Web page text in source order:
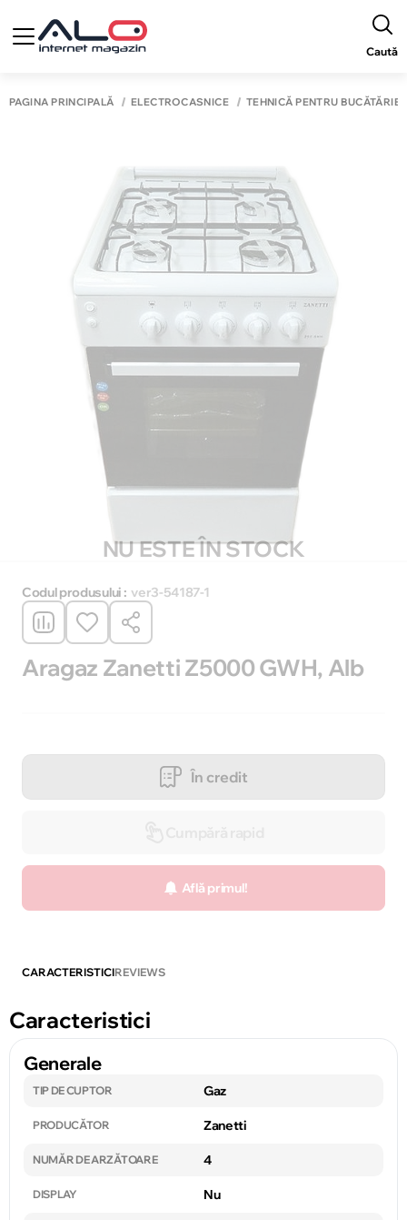
Caută
PAGINA PRINCIPALĂ ELECTROCASNICE TEHNICĂ PENTRU BUCĂTĂRIE
NU ESTE ÎN STOCK
Codul produsului : ver3-54187-1
Aragaz Zanetti Z5000 GWH, Alb
În credit
Află primul!
CARACTERISTICIREVIEWS
Caracteristici
Generale
TIP DE CUPTOR Gaz
PRODUCĂTOR Zanetti
NUMĂR DE ARZĂTOARE 4
DISPLAY Nu